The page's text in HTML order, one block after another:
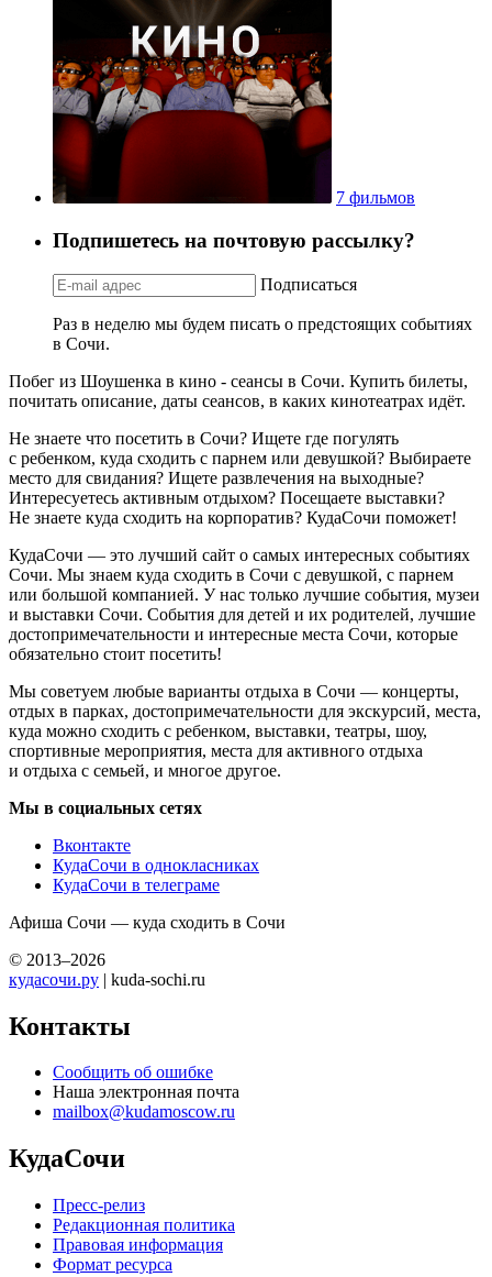
7 фильмов
Подпишетесь на почтовую рассылку?
Подписаться
Раз в неделю мы будем писать о предстоящих событиях
в Сочи.
Побег из Шоушенка в кино - сеансы в Сочи. Купить билеты,
почитать описание, даты сеансов, в каких кинотеатрах идёт.
Не знаете что посетить в Сочи? Ищете где погулять
с ребенком, куда сходить с парнем или девушкой? Выбираете
место для свидания? Ищете развлечения на выходные?
Интересуетесь активным отдыхом? Посещаете выставки?
Не знаете куда сходить на корпоратив? КудаСочи поможет!
КудаСочи — это лучший сайт о самых интересных событиях
Сочи. Мы знаем куда сходить в Сочи с девушкой, с парнем
или большой компанией. У нас только лучшие события, музеи
и выставки Сочи. События для детей и их родителей, лучшие
достопримечательности и интересные места Сочи, которые
обязательно стоит посетить!
Мы советуем любые варианты отдыха в Сочи — концерты,
отдых в парках, достопримечательности для экскурсий, места,
куда можно сходить с ребенком, выставки, театры, шоу,
спортивные мероприятия, места для активного отдыха
и отдыха с семьей, и многое другое.
Мы в социальных сетях
Вконтакте
КудаСочи в однокласниках
КудаСочи в телеграме
Афиша Сочи — куда сходить в Сочи
© 2013–2026
кудасочи.ру | kuda-sochi.ru
Контакты
Сообщить об ошибке
Наша электронная почта
mailbox@kudamoscow.ru
КудаСочи
Пресс-релиз
Редакционная политика
Правовая информация
Формат ресурса